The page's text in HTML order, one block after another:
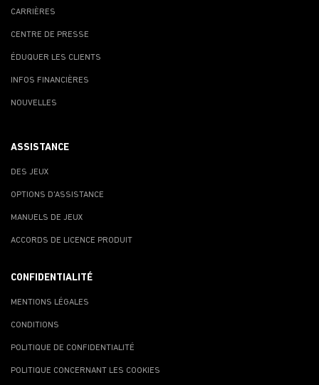
CARRIÈRES
CENTRE DE PRESSE
ÉDUQUER LES CLIENTS
INFOS FINANCIÈRES
NOUVELLES
ASSISTANCE
DES JEUX
OPTIONS D'ASSISTANCE
MANUELS DE JEUX
ACCORDS DE LICENCE PRODUIT
CONFIDENTIALITÉ
MENTIONS LÉGALES
CONDITIONS
POLITIQUE DE CONFIDENTIALITÉ
POLITIQUE CONCERNANT LES COOKIES